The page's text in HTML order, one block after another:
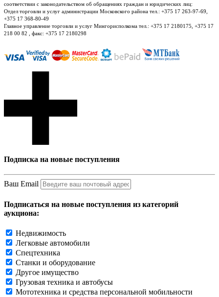
соответствии с законодательством об обращениях граждан и юридических лиц:
Отдел торговли и услуг администрации Московского района тел.: +375 17 263-97-69,
+375 17 368-80-49
Главное управление торговли и услуг Мингорисполкома тел.: +375 17 2180175, +375 17
218 00 82 , факс: +375 17 2180298
Подписка на новые поступления
Ваш Email
Подписаться на новые поступления из категорий
аукциона:
Недвижимость
Легковые автомобили
Спецтехника
Станки и оборудование
Другое имущество
Грузовая техника и автобусы
Мототехника и средства персональной мобильности